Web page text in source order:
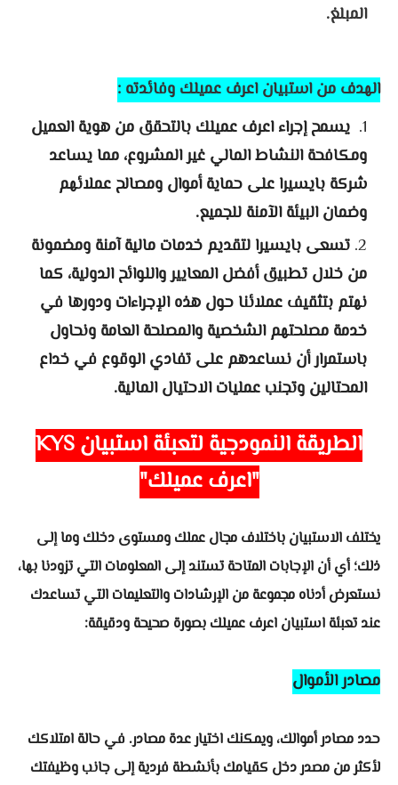
المبلغ.
الهدف من استبيان اعرف عميلك وفائدته :
يسمح إجراء اعرف عميلك بالتحقق من هوية العميل
ومكافحة النشاط المالي غير المشروع، مما يساعد
شركة بايسيرا على حماية أموال ومصالح عملائهم
وضمان البيئة الآمنة للجميع.
تسعى بايسيرا لتقديم خدمات مالية آمنة ومضمونة
من خلال تطبيق أفضل المعايير واللوائح الدولية، كما
نهتم بتثقيف عملائنا حول هذه الإجراءات ودورها في
خدمة مصلحتهم الشخصية والمصلحة العامة ونحاول
باستمرار أن نساعدهم على تفادي الوقوع في خداع
المحتالين وتجنب عمليات الاحتيال المالية.
الطريقة النمودجية لتعبئة استبيان KYS
"اعرف عميلك"
يختلف الاستبيان باختلاف مجال عملك ومستوى دخلك وما إلى
ذلك؛ أي أن الإجابات المتاحة تستند إلى المعلومات التي تزودنا بها،
نستعرض أدناه مجموعة من الإرشادات والتعليمات التي تساعدك
عند تعبئة استبيان اعرف عميلك بصورة صحيحة ودقيقة:
مصادر الأموال
حدد مصادر أموالك، ويمكنك اختيار عدة مصادر. في حالة امتلاكك
لأكثر من مصدر دخل كقيامك بأنشطة فردية إلى جانب وظيفتك